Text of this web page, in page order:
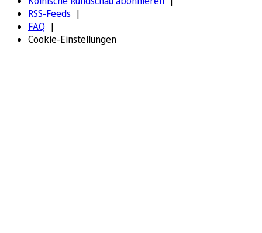
RSS-Feeds
FAQ
Cookie-Einstellungen